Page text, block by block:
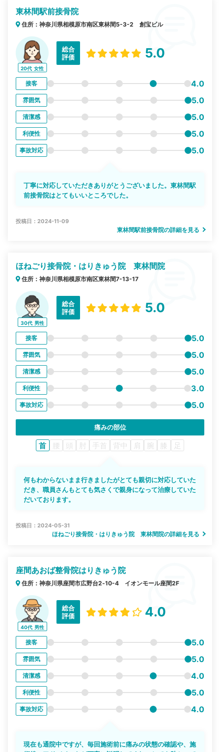
東林間駅前接骨院
住所：神奈川県相模原市南区東林間5-3-2 創宝ビル
20代 女性
総合
評価
5.0
接客 4.0
雰囲気 5.0
清潔感 5.0
利便性 5.0
事故対応 5.0
丁寧に対応していただきありがとうございました。東林間駅
前接骨院はとてもいいところでした。
投稿日：2024-11-09
東林間駅前接骨院の詳細を見る
ほねごり接骨院・はりきゅう院 東林間院
住所：神奈川県相模原市南区東林間7-13-17
30代 男性
総合
評価
5.0
接客 5.0
雰囲気 5.0
清潔感 5.0
利便性 3.0
事故対応 5.0
痛みの部位
首 腰 頭 肘 手首 背中 肩 腕 膝 足
何もわからないまま行きましたがとても親切に対応していた
だき、職員さんもとても気さくで親身になって治療していた
だいております。
投稿日：2024-05-31
ほねごり接骨院・はりきゅう院 東林間院の詳細を見る
座間あおば整骨院はりきゅう院
住所：神奈川県座間市広野台2‐10-4 イオンモール座間2F
40代 男性
総合
評価
4.0
接客 5.0
雰囲気 5.0
清潔感 4.0
利便性 5.0
事故対応 4.0
現在も通院中ですが、毎回施術前に痛みの状態の確認や、施